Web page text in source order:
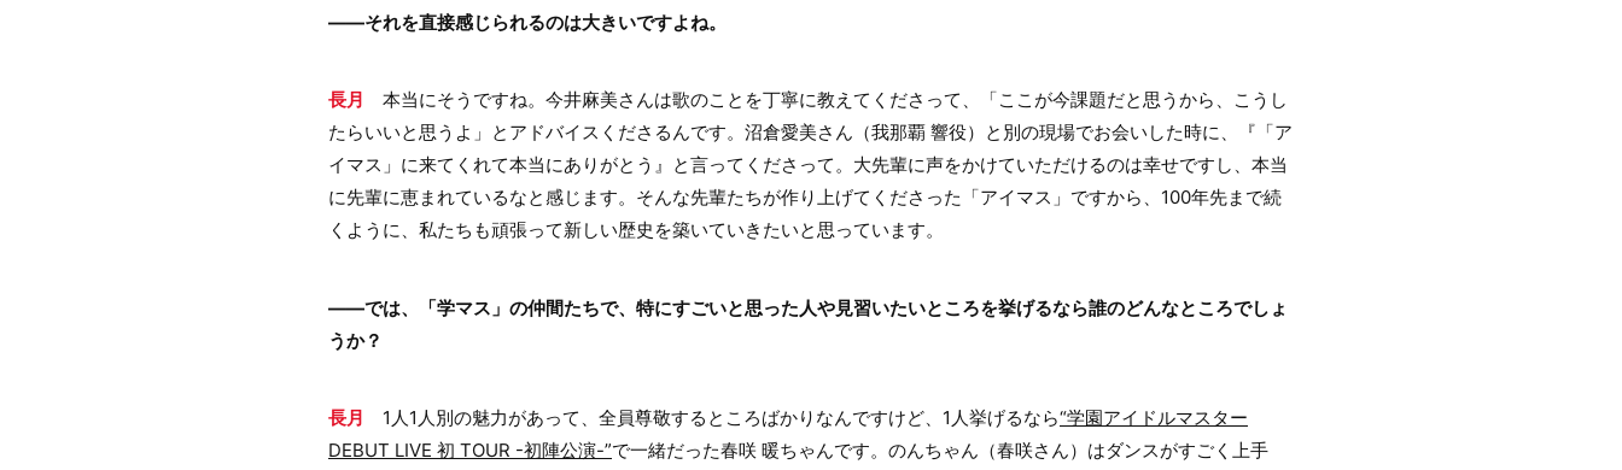
――それを直接感じられるのは大きいですよね。
長月
本当にそうですね。今井麻美さんは歌のことを丁寧に教えてくださって、「ここが今課題だと思うから、こうし
たらいいと思うよ」とアドバイスくださるんです。沼倉愛美さん（我那覇 響役）と別の現場でお会いした時に、『「ア
イマス」に来てくれて本当にありがとう』と言ってくださって。大先輩に声をかけていただけるのは幸せですし、本当
に先輩に恵まれているなと感じます。そんな先輩たちが作り上げてくださった「アイマス」ですから、100年先まで続
くように、私たちも頑張って新しい歴史を築いていきたいと思っています。
――では、「学マス」の仲間たちで、特にすごいと思った人や見習いたいところを挙げるなら誰のどんなところでしょ
うか？
長月 1人1人別の魅力があって、全員尊敬するところばかりなんですけど、1人挙げるなら“学園アイドルマスター
DEBUT LIVE 初 TOUR -初陣公演-”で一緒だった春咲 暖ちゃんです。のんちゃん（春咲さん）はダンスがすごく上手